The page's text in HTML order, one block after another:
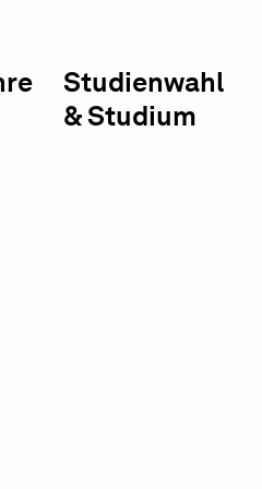
Studienwahl
& Studium